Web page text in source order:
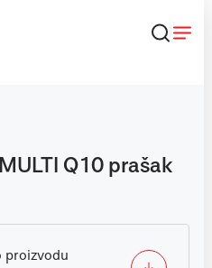
Q10 prašak
proizvodu